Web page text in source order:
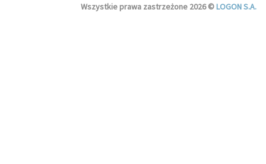
Wszystkie prawa zastrzeżone 2026 ©LOGON S.A.